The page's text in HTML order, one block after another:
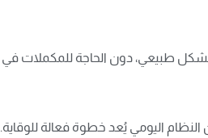
اليومي يُعد خطوة فعالة للوقاية.